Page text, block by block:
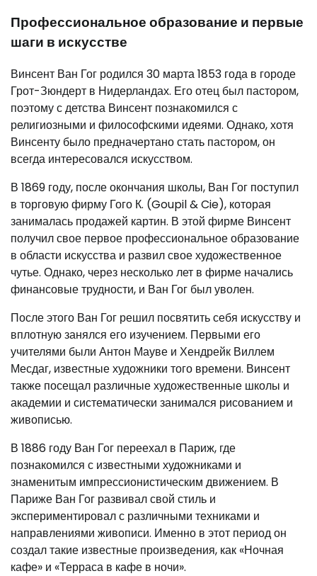
Профессиональное образование и первые
шаги в искусстве
Винсент Ван Гог родился 30 марта 1853 года в городе
Грот-Зюндерт в Нидерландах. Его отец был пастором,
поэтому с детства Винсент познакомился с
религиозными и философскими идеями. Однако, хотя
Винсенту было предначертано стать пастором, он
всегда интересовался искусством.
В 1869 году, после окончания школы, Ван Гог поступил
в торговую фирму Гого К. (Goupil & Cie), которая
занималась продажей картин. В этой фирме Винсент
получил свое первое профессиональное образование
в области искусства и развил свое художественное
чутье. Однако, через несколько лет в фирме начались
финансовые трудности, и Ван Гог был уволен.
После этого Ван Гог решил посвятить себя искусству и
вплотную занялся его изучением. Первыми его
учителями были Антон Мауве и Хендрейк Виллем
Месдаг, известные художники того времени. Винсент
также посещал различные художественные школы и
академии и систематически занимался рисованием и
живописью.
В 1886 году Ван Гог переехал в Париж, где
познакомился с известными художниками и
знаменитым импрессионистическим движением. В
Париже Ван Гог развивал свой стиль и
экспериментировал с различными техниками и
направлениями живописи. Именно в этот период он
создал такие известные произведения, как «Ночная
кафе» и «Терраса в кафе в ночи».